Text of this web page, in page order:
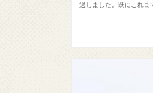
過しました。既にこれま